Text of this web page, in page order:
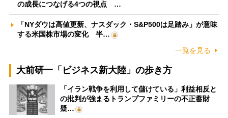
の成長につなげる4つの視点 …
「NYダウは高値更新、ナスダック・S&P500は足踏み」が意味
する米国株市場の変化 半…
一覧を見る
大前研一「ビジネス新大陸」の歩き方
「イラン戦争を利用して儲けている」利益相反と
の批判が強まるトランプファミリーの不正蓄財
疑…